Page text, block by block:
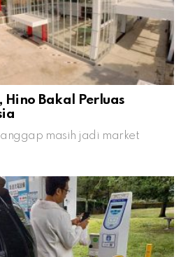
Bakal Perluas
masih jadi market